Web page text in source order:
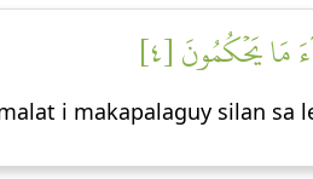
يَحۡكُمُونَ [٤]
i makapalaguy silan sa